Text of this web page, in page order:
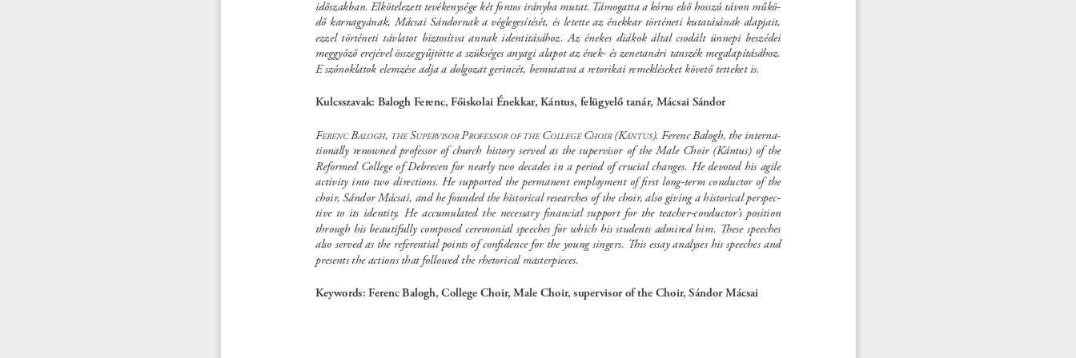
időszakban. Elkötelezett tevékenysége két fontos irányba mutat. Támogatta a kórus első hosszú távon műkö-
dő karnagyának, Mácsai Sándornak a véglegesítését, és letette az énekkar történeti kutatásának alapjait,
ezzel  történeti  távlatot  biztosítva  annak  identitásához.  Az  énekes  diákok  által  csodált  ünnepi  beszédei
meggyőző erejével összegyűjtötte a szükséges anyagi alapot az ének- és zenetanári tanszék megalapításához.
E szónoklatok elemzése adja a dolgozat gerincét, bemutatva a retorikai remekléseket követő tetteket is.
Kulcsszavak: Balogh Ferenc, Főiskolai Énekkar, Kántus, felügyelő tanár, Mácsai Sándor
Ferenc Balogh, the SuperviSor proFeSSor oF the college choir (KántuS). Ferenc Balogh, the interna-
tionally  renowned  professor  of  church  history  served  as  the  supervisor  of  the  Male  Choir  (Kántus)  of  the
Reformed College of Debrecen for nearly two decades in a period of crucial changes. He devoted his agile
activity into two directions. He supported the permanent employment of first long-term conductor of the
choir, Sándor Mácsai, and he founded the historical researches of the choir, also giving a historical perspec-
tive  to  its  identity.  He  accumulated  the  necessary  financial  support  for  the  teacher-conductor’s  position
through his beautifully composed ceremonial speeches for which his students admired him. These speeches
also served as the referential points of confidence for the young singers. This essay analyses his speeches and
presents the actions that followed the rhetorical masterpieces.
Keywords: Ferenc Balogh, College Choir, Male Choir, supervisor of the Choir, Sándor Mácsai